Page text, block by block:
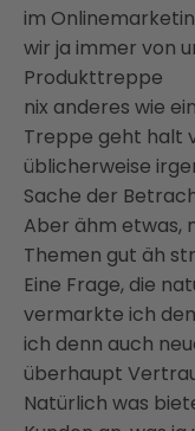
im
wir ja immer von
Produkttreppe
nix anderes wie
Treppe geht halt
üblicherweise
Sache der
Aber ähm etwas,
Themen gut äh
Eine Frage, die
vermarkte ich
ich denn auch
überhaupt
Natürlich was